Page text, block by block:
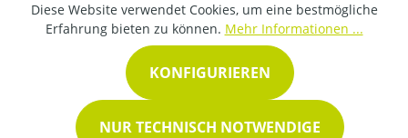
Diese Website verwendet Cookies, um eine bestmögliche
Erfahrung bieten zu können. Mehr Informationen ...
NUR TECHNISCH NOTWENDIGE
KONFIGURIEREN